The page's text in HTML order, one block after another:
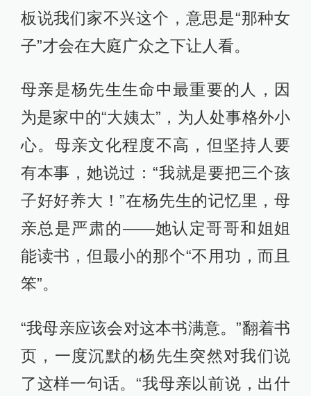
板说我们家不兴这个，意思是“那种女
子”才会在大庭广众之下让人看。
母亲是杨先生生命中最重要的人，因
为是家中的“大姨太”，为人处事格外小
心。母亲文化程度不高，但坚持人要
有本事，她说过：“我就是要把三个孩
子好好养大！”在杨先生的记忆里，母
亲总是严肃的——她认定哥哥和姐姐
能读书，但最小的那个“不用功，而且
笨”。
“我母亲应该会对这本书满意。”翻着书
页，一度沉默的杨先生突然对我们说
了这样一句话。“我母亲以前说，出什